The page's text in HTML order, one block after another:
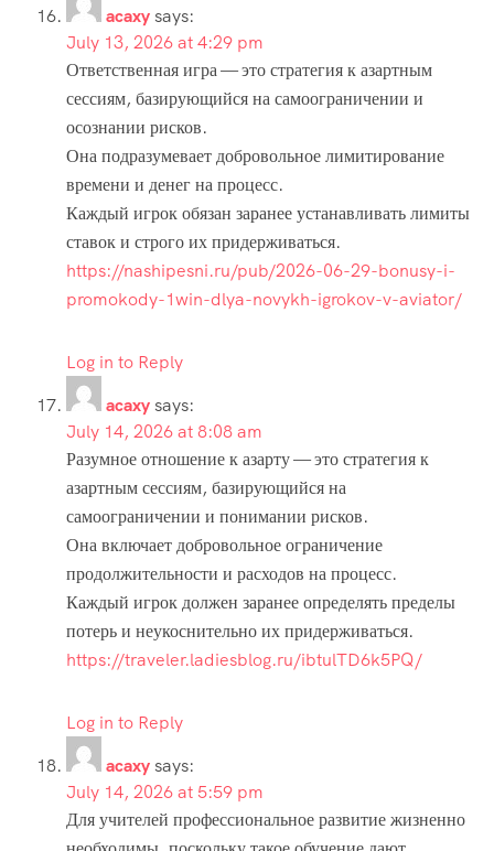
acaxysays:
July 13, 2026 at 4:29 pm
Ответственная игра — это стратегия к азартным
сессиям, базирующийся на самоограничении и
осознании рисков.
Она подразумевает добровольное лимитирование
времени и денег на процесс.
Каждый игрок обязан заранее устанавливать лимиты
ставок и строго их придерживаться.
https://nashipesni.ru/pub/2026-06-29-bonusy-i-
promokody-1win-dlya-novykh-igrokov-v-aviator/
Log in to Reply
acaxysays:
July 14, 2026 at 8:08 am
Разумное отношение к азарту — это стратегия к
азартным сессиям, базирующийся на
самоограничении и понимании рисков.
Она включает добровольное ограничение
продолжительности и расходов на процесс.
Каждый игрок должен заранее определять пределы
потерь и неукоснительно их придерживаться.
https://traveler.ladiesblog.ru/ibtulTD6k5PQ/
Log in to Reply
acaxysays:
July 14, 2026 at 5:59 pm
Для учителей профессиональное развитие жизненно